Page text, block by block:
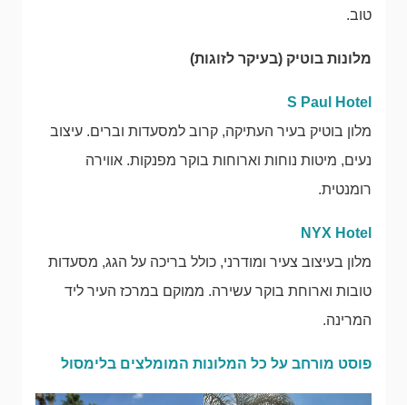
טוב.
מלונות בוטיק (בעיקר לזוגות)
S Paul Hotel
מלון בוטיק בעיר העתיקה, קרוב למסעדות וברים. עיצוב
נעים, מיטות נוחות וארוחות בוקר מפנקות. אווירה
רומנטית.
NYX Hotel
מלון בעיצוב צעיר ומודרני, כולל בריכה על הגג, מסעדות
טובות וארוחת בוקר עשירה. ממוקם במרכז העיר ליד
המרינה.
פוסט מורחב על כל המלונות המומלצים בלימסול